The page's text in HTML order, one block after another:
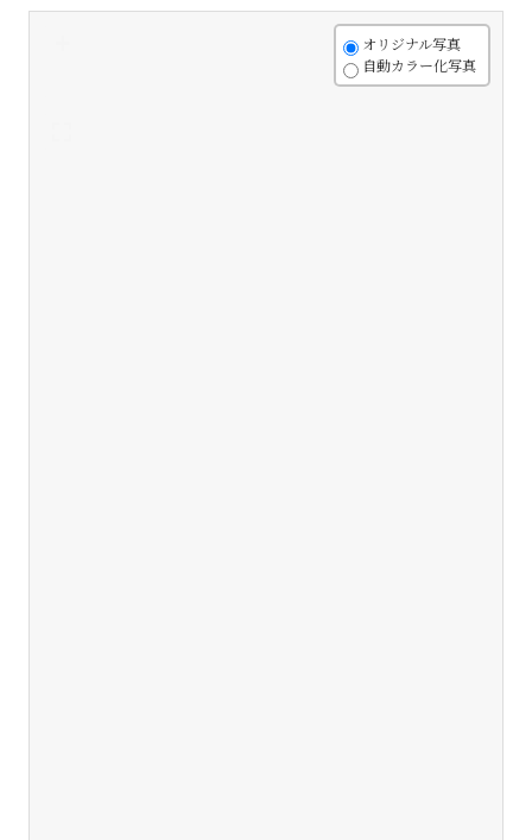
オリジナル写真
自動カラー化写真